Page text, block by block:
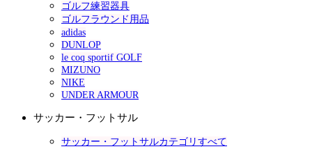
ゴルフ練習器具
ゴルフラウンド用品
adidas
DUNLOP
le coq sportif GOLF
MIZUNO
NIKE
UNDER ARMOUR
サッカー・フットサル
サッカー・フットサルカテゴリすべて